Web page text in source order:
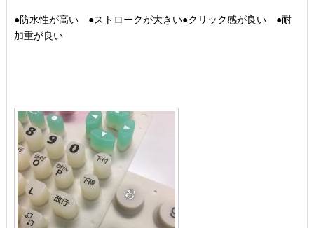
●防水性が高い ●ストロークが大きい●クリック感が良い ●耐
加重が良い